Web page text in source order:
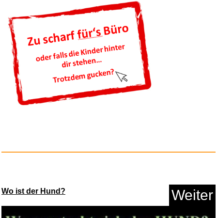
Der perfekte Moment
wird h...
Wo ist der Hund? Weiter